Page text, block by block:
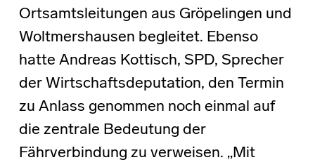
Ortsamtsleitungen aus Gröpelingen und
Woltmershausen begleitet. Ebenso
hatte Andreas Kottisch, SPD, Sprecher
der Wirtschaftsdeputation, den Termin
zu Anlass genommen noch einmal auf
die zentrale Bedeutung der
Fährverbindung zu verweisen. „Mit